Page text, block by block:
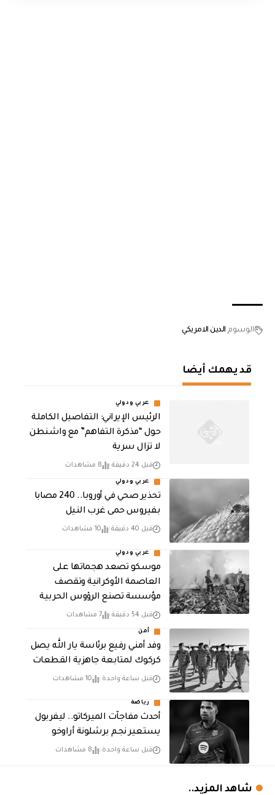
الوسوم الدين الامريكي
قد يهمك أيضا
عربي ودولي
الرئيس الإيراني: التفاصيل الكاملة
حول “مذكرة التفاهم” مع واشنطن
لا تزال سرية
قبل 24 دقيقة 8 مشاهدات
عربي ودولي
تحذير صحي في أوروبا.. 240 مصابا
بفيروس حمى غرب النيل
قبل 40 دقيقة 10 مشاهدات
عربي ودولي
موسكو تصعد هجماتها على
العاصمة الأوكرانية وتقصف
مؤسسة تصنع الرؤوس الحربية
قبل 54 دقيقة 7 مشاهدات
أمن
وفد أمني رفيع برئاسة يار الله يصل
كركوك لمتابعة جاهزية القطعات
قبل ساعة واحدة 10 مشاهدات
رياضة
أحدث مفاجآت الميركاتو.. ليفربول
يستعير نجم برشلونة أراوخو
قبل ساعة واحدة 8 مشاهدات
شاهد المزيد..